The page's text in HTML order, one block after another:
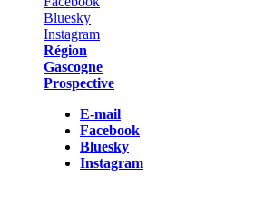
Région
Gascogne
Prospective
E-mail
Facebook
Bluesky
Instagram